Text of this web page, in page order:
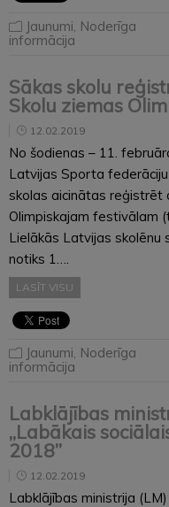
Jaunumi Noderīga
informācija
Sākas skolu
Skolu ziemas
12.02.2019
No šodienas – 11.
Latvijas Sporta
skolas aicinātas reģistrēt
Olimpiskajam festivālam
Lielākās Latvijas
notiks 1….
LASĪT VISU
Jaunumi Noderīga
informācija
Labklājības
„Labākais
2018”
12.02.2019
Labklājības ministrija